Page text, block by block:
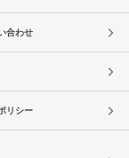
合わせ
リシー